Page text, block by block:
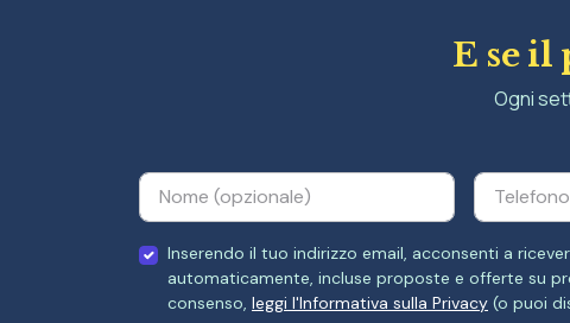
E se il
Ogni
Inserendo il tuo indirizzo email, acconsenti a
automaticamente, incluse proposte e offerte su
consenso, leggi l'Informativa sulla Privacy (o puoi